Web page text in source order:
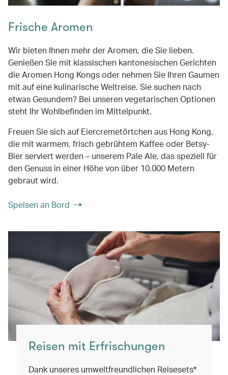
Frische Aromen
Wir bieten Ihnen mehr der Aromen, die Sie lieben.
Genießen Sie mit klassischen kantonesischen Gerichten
die Aromen Hong Kongs oder nehmen Sie Ihren Gaumen
mit auf eine kulinarische Weltreise. Sie suchen nach
etwas Gesundem? Bei unseren vegetarischen Optionen
steht Ihr Wohlbefinden im Mittelpunkt.
Freuen Sie sich auf Eiercremetörtchen aus Hong Kong,
die mit warmem, frisch gebrühtem Kaffee oder Betsy-
Bier serviert werden – unserem Pale Ale, das speziell für
den Genuss in einer Höhe von über 10.000 Metern
gebraut wird.
Speisen an Bord
Reisen mit Erfrischungen
Dank unseres umweltfreundlichen Reisesets*